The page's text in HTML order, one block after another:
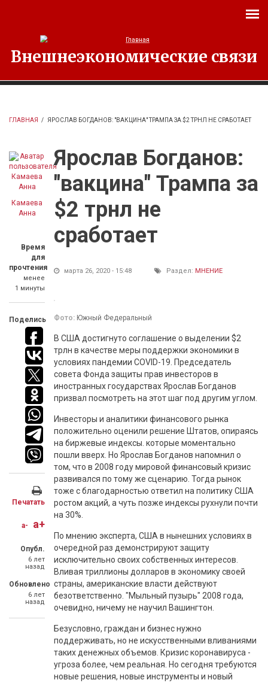
Внешнеэкономические связи
ГЛАВНАЯ / ЯРОСЛАВ БОГДАНОВ: "ВАКЦИНА" ТРАМПА ЗА $2 ТРНЛ НЕ СРАБОТАЕТ
Камаева
Анна
Время
для
прочтения
менее
1 минуты
Поделись
Печатать
a- a+
Опубл.
6 лет
назад
Обновлено
6 лет
назад
Ярослав Богданов:
"вакцина" Трампа за
$2 трнл не
сработает
марта 26, 2020 - 15:48 Раздел: МНЕНИЕ
Фото: Южный Федеральный
В США достигнуто соглашение о выделении $2
трлн в качестве меры поддержки экономики в
условиях пандемии COVID-19. Председатель
совета Фонда защиты прав инвесторов в
иностранных государствах Ярослав Богданов
призвал посмотреть на этот шаг под другим углом.
Инвесторы и аналитики финансового рынка
положительно оценили решение Штатов, опираясь
на биржевые индексы. которые моментально
пошли вверх. Но Ярослав Богданов напомнил о
том, что в 2008 году мировой финансовый кризис
развивался по тому же сценарию. Тогда рынок
тоже с благодарностью ответил на политику США
ростом акций, а чуть позже индексы рухнули почти
на 30%.
По мнению эксперта, США в нынешних условиях в
очередной раз демонстрируют защиту
исключительно своих собственных интересов.
Вливая триллионы долларов в экономику своей
страны, американские власти действуют
безответственно. "Мыльный пузырь" 2008 года,
очевидно, ничему не научил Вашингтон.
Безусловно, граждан и бизнес нужно
поддерживать, но не искусственными вливаниями
таких денежных объемов. Кризис коронавируса -
угроза более, чем реальная. Но сегодня требуются
новые решения, новые инструменты и новый